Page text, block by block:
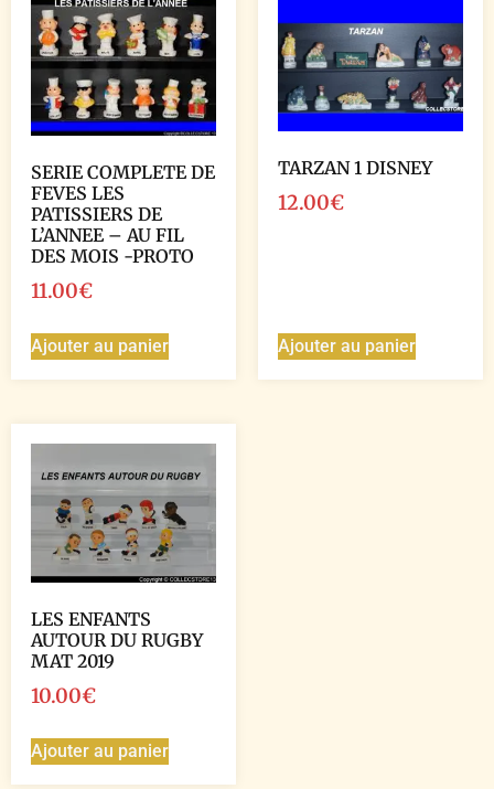
SERIE COMPLETE DE
FEVES LES
PATISSIERS DE
L’ANNEE – AU FIL
DES MOIS -PROTO
11.00€
Ajouter au panier
TARZAN 1 DISNEY
12.00€
Ajouter au panier
LES ENFANTS
AUTOUR DU RUGBY
MAT 2019
10.00€
Ajouter au panier